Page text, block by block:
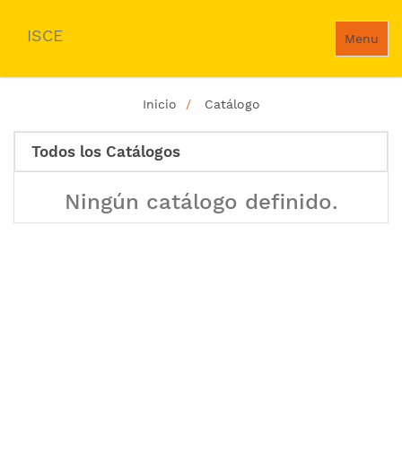
Menu
ISCE
Inicio Catálogo
Todos los Catálogos
Ningún catálogo definido.